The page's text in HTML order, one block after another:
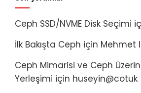
Ceph SSD/NVME Disk Seçimi
İlk Bakışta Ceph için Mehmet
Ceph Mimarisi ve Ceph
Yerleşimi için huseyin@cotuk